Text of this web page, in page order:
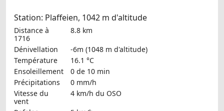
Station: Plaffeien, 1042 m d'altitude
Distance à
1716
8.8 km
Dénivellation
-6m (1048 m d'altitude)
Température
16.1 °C
Ensoleillement
0 de 10 min
Précipitations
0 mm/h
Vitesse du
vent
4 km/h du OSO